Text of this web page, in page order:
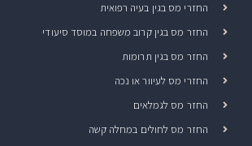
החזרי מס בגין בעיה רפואית
החזר מס בגין קרוב משפחה במוסד סיעודי
החזר מס בגין תרומות
החזרי מס לעיוור או נכה
החזר מס לגמלאים
החזר מס לחולים במחלה קשה